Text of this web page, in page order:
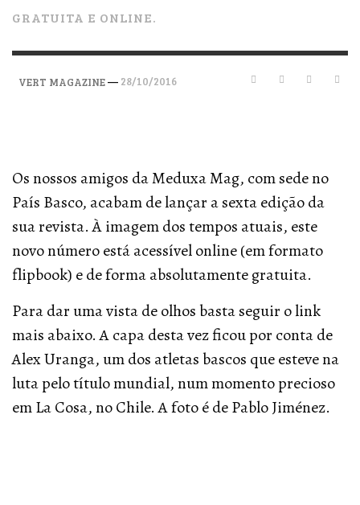
GRATUITA E ONLINE.
VERT MAGAZINE— 28/10/2016
Os nossos amigos da Meduxa Mag, com sede no
País Basco, acabam de lançar a sexta edição da
sua revista. À imagem dos tempos atuais, este
novo número está acessível online (em formato
flipbook) e de forma absolutamente gratuita.
Para dar uma vista de olhos basta seguir o link
mais abaixo. A capa desta vez ficou por conta de
Alex Uranga, um dos atletas bascos que esteve na
luta pelo título mundial, num momento precioso
em La Cosa, no Chile. A foto é de Pablo Jiménez.